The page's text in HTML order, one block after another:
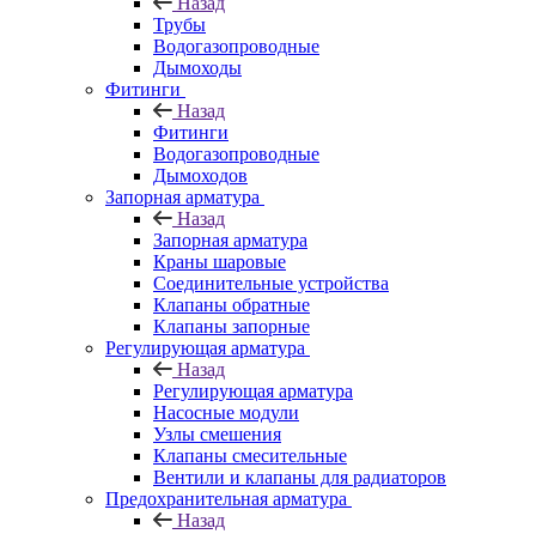
Трубы
Водогазопроводные
Дымоходы
Фитинги
Назад
Фитинги
Водогазопроводные
Дымоходов
Запорная арматура
Назад
Запорная арматура
Краны шаровые
Соединительные устройства
Клапаны обратные
Клапаны запорные
Регулирующая арматура
Назад
Регулирующая арматура
Насосные модули
Узлы смешения
Клапаны смесительные
Вентили и клапаны для радиаторов
Предохранительная арматура
Назад